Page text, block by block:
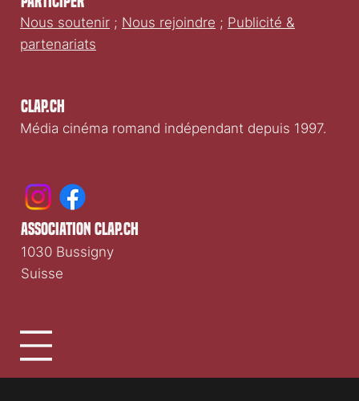
Clap.ch
Média cinéma romand indépendant depuis 1997.
Nous soutenir ; Nous rejoindre ; Publicité &
partenariats
association clap.ch
1030 Bussigny
Suisse